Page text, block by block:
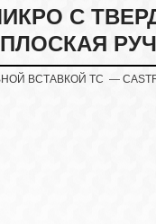
С
ПЛОСКАЯ
ВСТАВКОЙ ТС —